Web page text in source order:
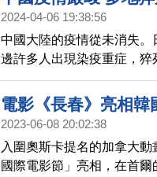
生總會，發表串聯聲明，
2024-04-06 19:38:56
中國大陸的疫情從未消失
邊許多人出現染疫重症，
去殯儀館，也不開追悼會了
電影《長春》亮相韓
2023-06-08 20:02:38
入圍奧斯卡提名的加拿大
國際電影節」亮相，在首